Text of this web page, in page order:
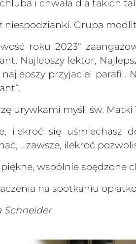
i chwała dla takich
niespodzianki. Grupa
roku 2023“
Najlepszy lektor,
przyjaciel parafii.
urywkami myśli św. Matki
ilekroć się
…zawsze, ilekroć
piękne, wspólnie spędzone
na spotkaniu
Schneider